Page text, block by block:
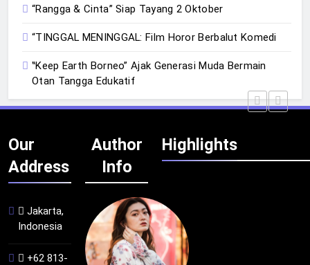
“Rangga & Cinta” Siap Tayang 2 Oktober
“TINGGAL MENINGGAL: Film Horor Berbalut Komedi
‟Keep Earth Borneo” Ajak Generasi Muda Bermain
Otan Tangga Edukatif
Our
Address
Jakarta,
Indonesia
+62 813-
Author
Info
Highlights